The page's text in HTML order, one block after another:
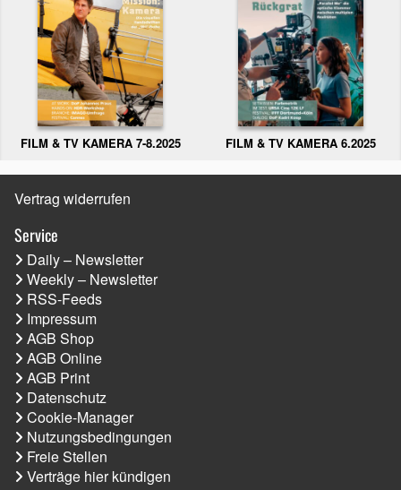
FILM & TV KAMERA 7-8.2025 FILM & TV KAMERA 6.2025
Vertrag widerrufen
Service
Daily – Newsletter
Weekly – Newsletter
RSS-Feeds
Impressum
AGB Shop
AGB Online
AGB Print
Datenschutz
Cookie-Manager
Nutzungsbedingungen
Freie Stellen
Verträge hier kündigen